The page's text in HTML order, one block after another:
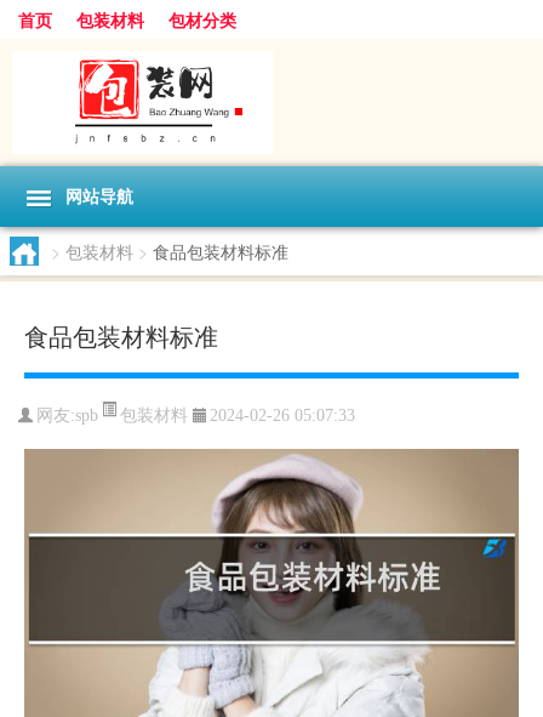
首页 包装材料 包材分类
网站导航
> 包装材料 > 食品包装材料标准
食品包装材料标准
网友:spb 包装材料 2024-02-26 05:07:33